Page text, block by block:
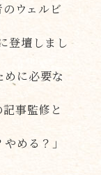
ウェルビ
登壇しまし
に必要な
事監修と
める？」